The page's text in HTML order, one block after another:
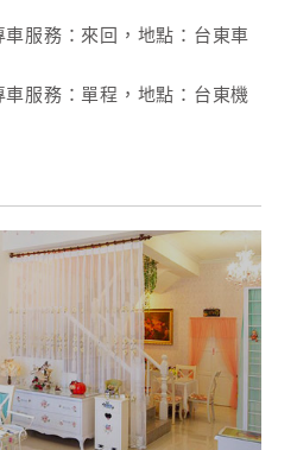
車服務：來回，地點：台東車
車服務：單程，地點：台東機